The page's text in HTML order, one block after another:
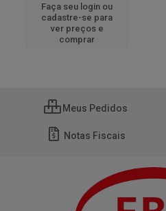
Faça seu login ou
cadastre-se para
ver preços e
comprar
Meus Pedidos
Notas Fiscais